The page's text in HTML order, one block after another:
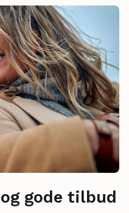
gode tilbud